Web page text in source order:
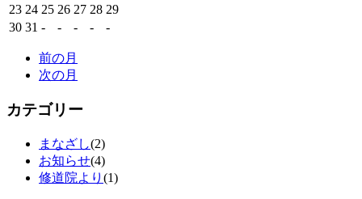
23 24 25 26 27 28 29
30 31 - - - - -
前の月
次の月
カテゴリー
まなざし(2)
お知らせ(4)
修道院より (1)